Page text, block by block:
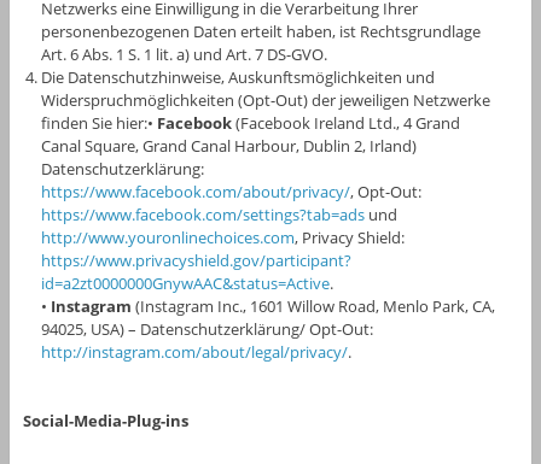
Netzwerks eine Einwilligung in die Verarbeitung Ihrer
personenbezogenen Daten erteilt haben, ist Rechtsgrundlage
Art. 6 Abs. 1 S. 1 lit. a) und Art. 7 DS-GVO.
Die Datenschutzhinweise, Auskunftsmöglichkeiten und
Widerspruchmöglichkeiten (Opt-Out) der jeweiligen Netzwerke
finden Sie hier:• Facebook(Facebook Ireland Ltd., 4 Grand
Canal Square, Grand Canal Harbour, Dublin 2, Irland)
Datenschutzerklärung:
https://www.facebook.com/about/privacy/, Opt-Out:
https://www.facebook.com/settings?tab=adsund
http://www.youronlinechoices.com, Privacy Shield:
https://www.privacyshield.gov/participant?
id=a2zt0000000GnywAAC&status=Active.
• Instagram (Instagram Inc., 1601 Willow Road, Menlo Park, CA,
94025, USA) – Datenschutzerklärung/ Opt-Out:
http://instagram.com/about/legal/privacy/.
Social-Media-Plug-ins